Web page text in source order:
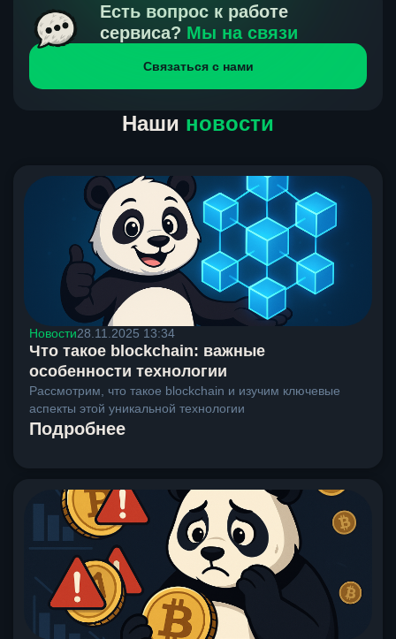
получения нами средств от тебя, а на другой части
направлений курс, указанный на сайте, является
окончательным. Если сомневаешься, напиши в онлайн-
чат на сайте, мы поможем разобраться.
Есть вопрос к работе
сервиса? Мы на связи
Связаться с нами
Наши новости
Новости28.11.2025 13:34
Что такое blockchain: важные
особенности технологии
Рассмотрим, что такое blockchain и изучим ключевые
аспекты этой уникальной технологии
Подробнее